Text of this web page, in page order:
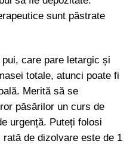
sunt păstrate
care pare letargic și
totale, atunci poate fi
Merită să se
păsărilor un curs de
urgență. Puteți folosi
de dizolvare este de 1